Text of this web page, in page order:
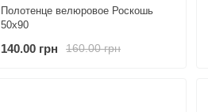
Полотенце велюровое Роскошь
50х90
160.00 грн
140.00 грн